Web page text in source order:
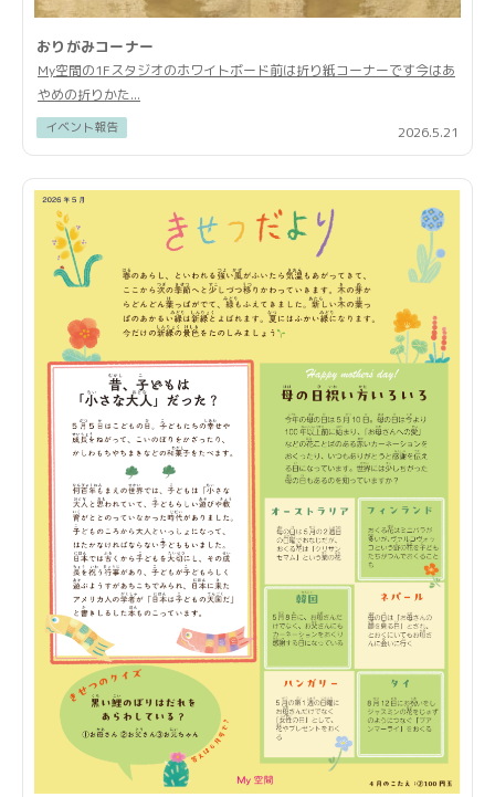
おりがみコーナー
My空間の1Fスタジオのホワイトボード前は折り紙コーナーです今はあ
やめの折りかた...
2026.5.21
イベント報告